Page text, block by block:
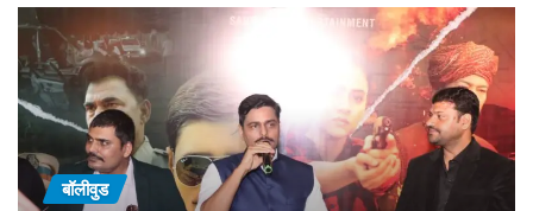
बॉलीवुड